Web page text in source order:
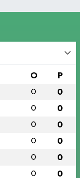
O P
0 0
0 0
0 0
0 0
0 0
0 0